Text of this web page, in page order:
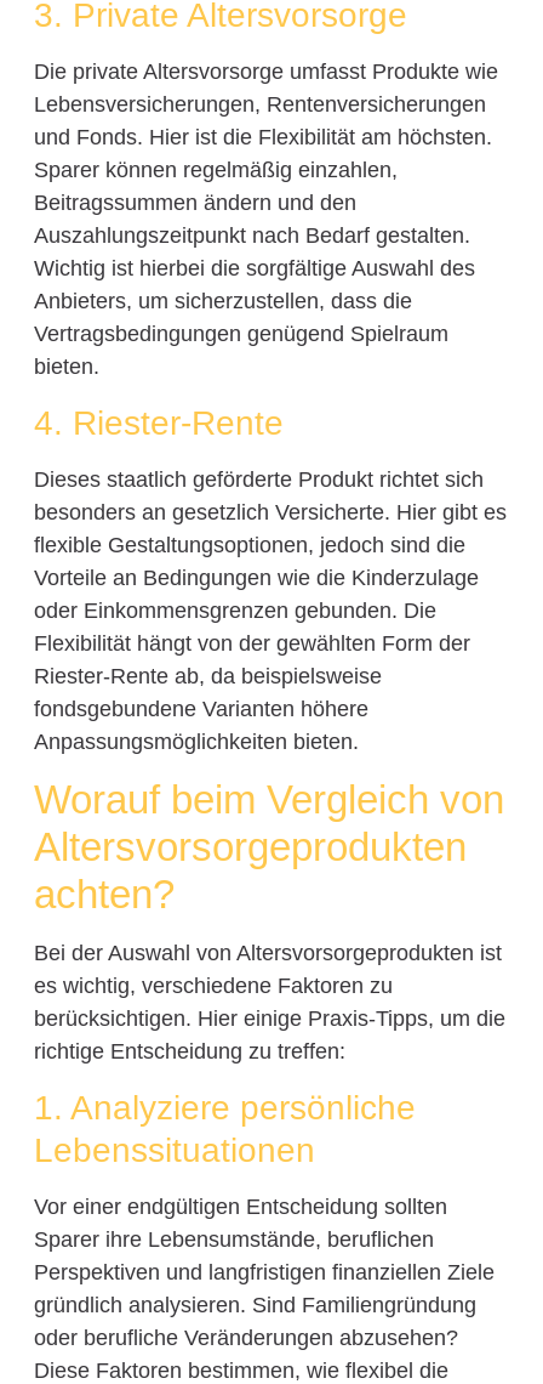
3. Private Altersvorsorge
Die private Altersvorsorge umfasst Produkte wie
Lebensversicherungen, Rentenversicherungen
und Fonds. Hier ist die Flexibilität am höchsten.
Sparer können regelmäßig einzahlen,
Beitragssummen ändern und den
Auszahlungszeitpunkt nach Bedarf gestalten.
Wichtig ist hierbei die sorgfältige Auswahl des
Anbieters, um sicherzustellen, dass die
Vertragsbedingungen genügend Spielraum
bieten.
4. Riester-Rente
Dieses staatlich geförderte Produkt richtet sich
besonders an gesetzlich Versicherte. Hier gibt es
flexible Gestaltungsoptionen, jedoch sind die
Vorteile an Bedingungen wie die Kinderzulage
oder Einkommensgrenzen gebunden. Die
Flexibilität hängt von der gewählten Form der
Riester-Rente ab, da beispielsweise
fondsgebundene Varianten höhere
Anpassungsmöglichkeiten bieten.
Worauf beim Vergleich von
Altersvorsorgeprodukten
achten?
Bei der Auswahl von Altersvorsorgeprodukten ist
es wichtig, verschiedene Faktoren zu
berücksichtigen. Hier einige Praxis-Tipps, um die
richtige Entscheidung zu treffen:
1. Analyziere persönliche
Lebenssituationen
Vor einer endgültigen Entscheidung sollten
Sparer ihre Lebensumstände, beruflichen
Perspektiven und langfristigen finanziellen Ziele
gründlich analysieren. Sind Familiengründung
oder berufliche Veränderungen abzusehen?
Diese Faktoren bestimmen, wie flexibel die